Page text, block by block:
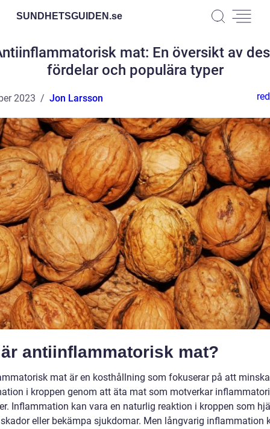
SUNDHETSGUIDEN.se
mat: En översikt av
fördelar och populära typer
2023 Jon Larsson
antiinflammatorisk mat?
mat är en kosthållning som fokuserar på att minska
i kroppen genom att äta mat som motverkar
Inflammation kan vara en naturlig reaktion i kroppen som
eller bekämpa sjukdomar. Men långvarig inflammation